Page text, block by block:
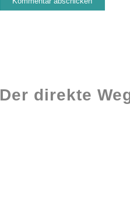
Der direkte